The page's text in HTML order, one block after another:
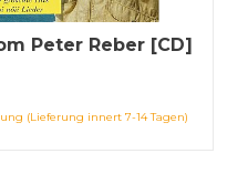
Peter Reber [CD]
(Lieferung innert 7-14 Tagen)